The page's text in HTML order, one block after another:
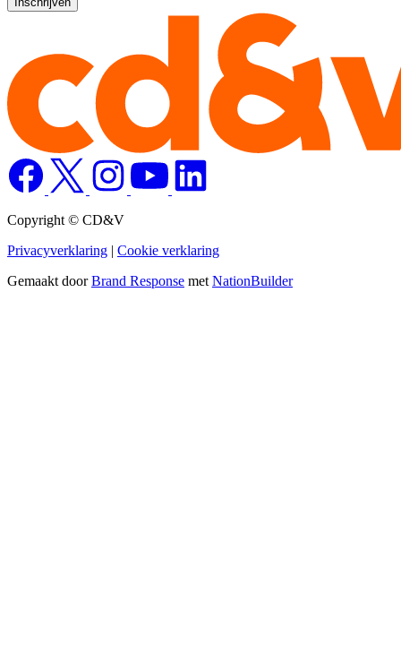
Copyright © CD&V
Privacyverklaring
Cookie verklaring
Gemaakt doorBrand Response metNationBuilder